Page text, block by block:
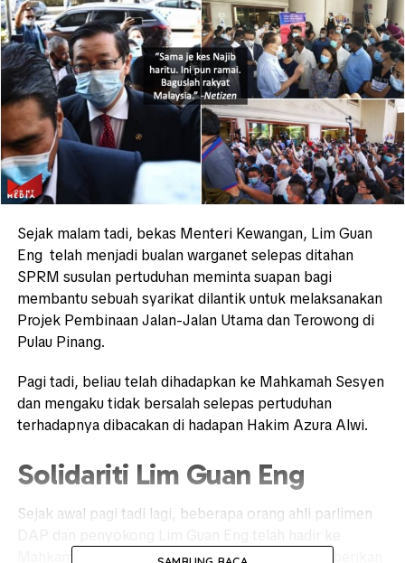
Sejak malam tadi, bekas Menteri Kewangan, Lim Guan
Eng telah menjadi bualan warganet selepas ditahan
SPRM susulan pertuduhan meminta suapan bagi
membantu sebuah syarikat dilantik untuk melaksanakan
Projek Pembinaan Jalan-Jalan Utama dan Terowong di
Pulau Pinang.
Pagi tadi, beliau telah dihadapkan ke Mahkamah Sesyen
dan mengaku tidak bersalah selepas pertuduhan
terhadapnya dibacakan di hadapan Hakim Azura Alwi.
Solidariti Lim Guan Eng
Sejak awal pagi tadi lagi, beberapa orang ahli parlimen
Mahkamah Kuala Lumpur bagi bersolidariti memberikan